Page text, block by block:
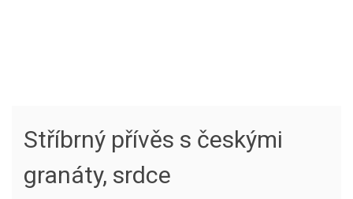
Stříbrný přívěs s českými
granáty, srdce